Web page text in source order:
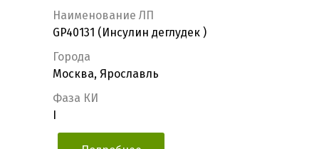
Наименование ЛП
GP40131 (Инсулин деглудек )
Города
Москва, Ярославль
Фаза КИ